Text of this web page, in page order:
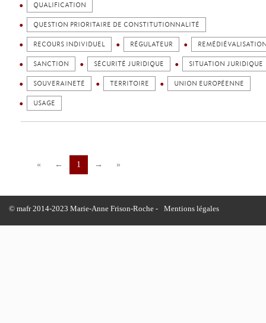
QUALIFICATION
QUESTION PRIORITAIRE DE CONSTITUTIONNALITÉ
RECOURS INDIVIDUEL RÉGULATEUR
SANCTION SÉCURITÉ JURIDIQUE SITUATION JURIDIQUE
SOUVERAINETÉ TERRITOIRE UNION EUROPÉENNE
USAGE
« ← 1 → »
© mafr 2014-2023 Marie-Anne Frison-Roche - Mentions légales